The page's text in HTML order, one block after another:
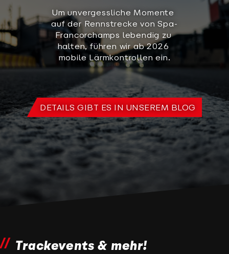
Um unvergessliche Momente
auf der Rennstrecke von Spa-
Francorchamps lebendig zu
halten, führen wir ab 2026
mobile Lärmkontrollen ein.
DETAILS GIBT ES IN UNSEREM BLOG
Trackevents & mehr!